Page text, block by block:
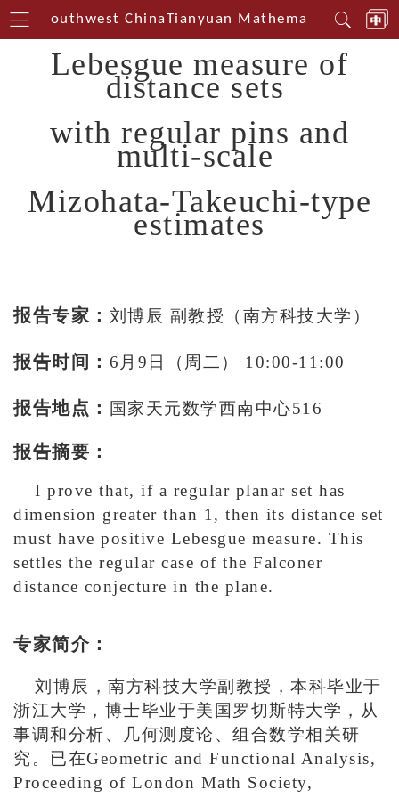
Southwest ChinaTianyuan Mathematical
Lebesgue measure of
distance sets
with regular pins and
multi-scale
Mizohata-Takeuchi-type
estimates
报告专家： 刘博辰 副教授（南方科技大学）
报告时间： 6月9日（周二） 10:00-11:00
报告地点： 国家天元数学西南中心516
报告摘要：
I prove that, if a regular planar set has
dimension greater than 1, then its distance set
must have positive Lebesgue measure. This
settles the regular case of the Falconer
distance conjecture in the plane.
专家简介：
刘博辰，南方科技大学副教授，本科毕业于
浙江大学，博士毕业于美国罗切斯特大学，从
事调和分析、几何测度论、组合数学相关研
究。已在Geometric and Functional Analysis,
Proceeding of London Math Society,